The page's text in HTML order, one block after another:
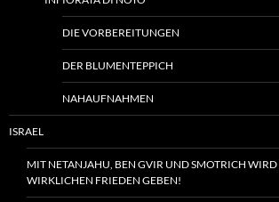
DIE VORBEREITUNGEN
DER BLUMENTEPPICH
NAHAUFNAHMEN
ISRAEL
MIT NETANJAHU, BEN GVIR UND SMOTRICH WIRD
WIRKLICHEN FRIEDEN GEBEN!